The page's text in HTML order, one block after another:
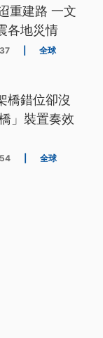
重建路 一文
各地災情
全球
橋錯位卻沒
」裝置奏效
全球